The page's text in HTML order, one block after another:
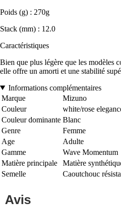
Poids (g) : 270g
Stack (mm) : 12.0
Caractéristiques
Bien que plus légère que les modèles
elle offre un amorti et une stabilité
Informations complémentaires
Marque
Mizuno
Couleur
white/rose
Couleur dominante Blanc
Genre
Femme
Age
Adulte
Gamme
Wave Momentum
Matière principale
Matière
Semelle
Caoutchouc